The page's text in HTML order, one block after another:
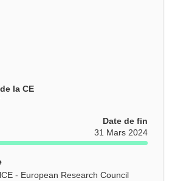
la CE
Date de fin
31 Mars 2024
- European Research Council